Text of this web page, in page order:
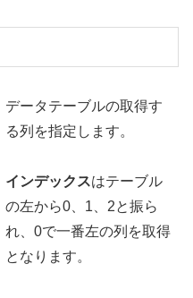
データテーブルの取得す
る列を指定します。
インデックスはテーブル
の左から0、1、2と振ら
れ、0で一番左の列を取得
となります。